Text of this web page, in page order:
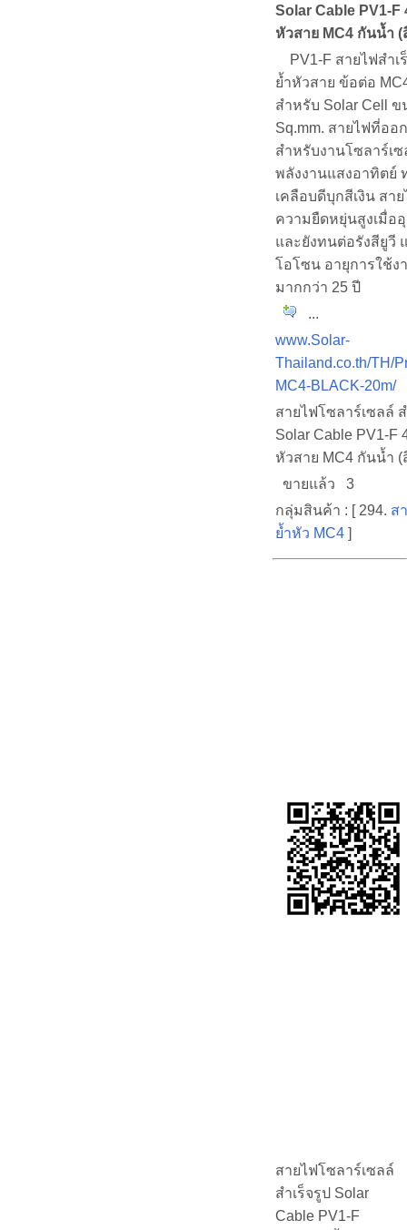
Solar Cable PV1-F
หัวสาย MC4 กันน้ำ (
PV1-F สายไฟสำเ
ย้ำหัวสาย ข้อต่อ
สำหรับ Solar Cell ข
Sq.mm. สายไฟที่ออ
สำหรับงานโซลาร์เ
พลังงานแสงอาทิตย์
เคลือบดีบุกสีเงิน สา
ความยืดหยุ่นสูงเมื่อ
และยังทนต่อรังสียูวี
โอโซน อายุการใช้ง
มากกว่า 25 ปี
...
www.Solar-
Thailand.co.th/TH/
MC4-BLACK-20m/
สายไฟโซลาร์เซลล์
Solar Cable PV1-F
หัวสาย MC4 กันน้ำ (
ขายแล้ว 3
กลุ่มสินค้า : [ 294. ส
ย้ำหัว MC4 ]
สายไฟโซลาร์เซลล์
สำเร็จรูป Solar
Cable PV1-F